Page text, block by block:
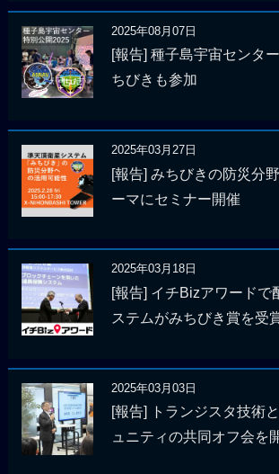
2025年08月07日
[報告] 種子島宇宙センタ
ちびきも参加
2025年03月27日
[報告] みちびきの防災分
ーマにセミナー開催
2025年03月18日
[報告] イチBizアワードで
ステムがみちびき賞を受
2025年03月03日
[報告] トランジスタ技術
ュニティの共同オフ会を